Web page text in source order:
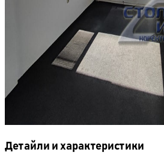
Детайли и характеристики